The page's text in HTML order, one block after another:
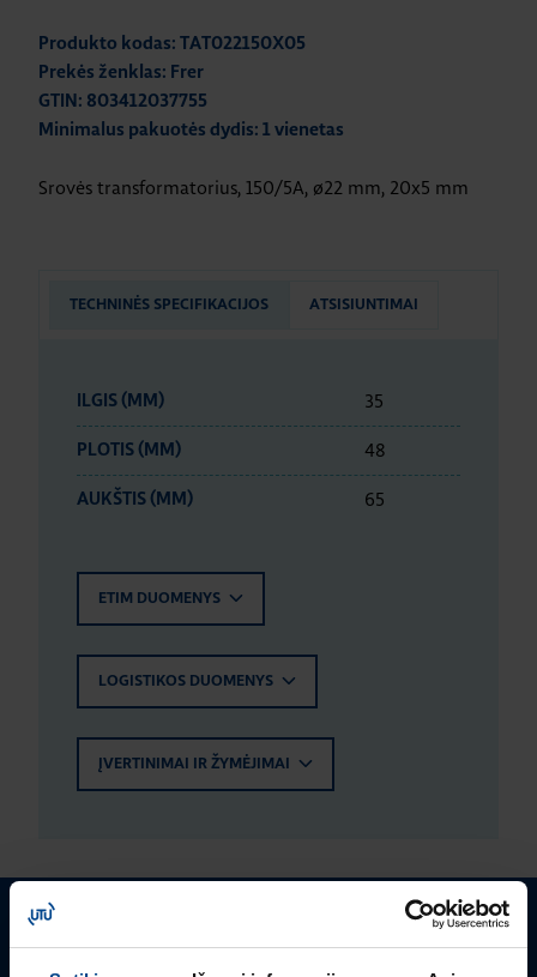
Produkto kodas: TAT022150X05
Prekės ženklas: Frer
GTIN: 803412037755
Minimalus pakuotės dydis: 1 vienetas
Srovės transformatorius, 150/5A, ø22 mm, 20x5 mm
TECHNINĖS SPECIFIKACIJOS ATSISIUNTIMAI
ILGIS (MM) 35
PLOTIS (MM) 48
AUKŠTIS (MM) 65
ETIM DUOMENYS
LOGISTIKOS DUOMENYS
ĮVERTINIMAI IR ŽYMĖJIMAI
Turite klausimų? Susisiekite